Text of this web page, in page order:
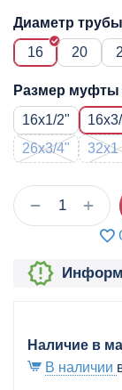
Диаметр
16
20
Размер муфты
16x1/2"
26x3/4"
32x1
+
−
Наличие в
В наличии